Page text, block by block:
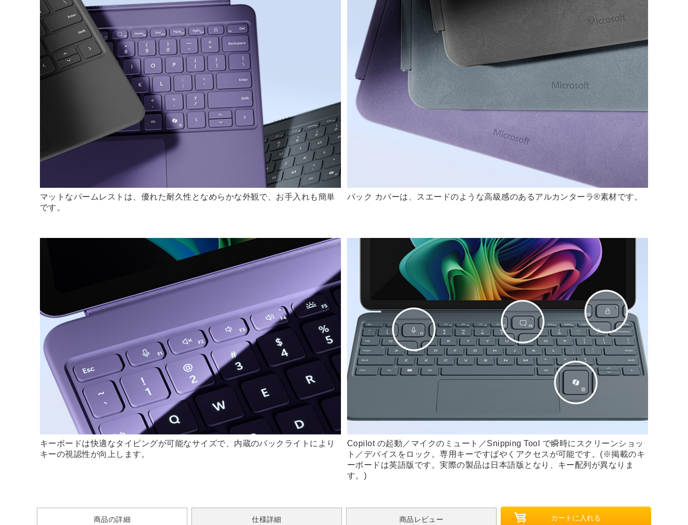
マットなパームレストは、優れた耐久性となめらかな外観で、お手入れも簡単
です。
バック カバーは、スエードのような高級感のあるアルカンターラ®素材です。
キーボードは快適なタイピングが可能なサイズで、内蔵のバックライトにより
キーの視認性が向上します。
Copilot の起動／マイクのミュート／Snipping Tool で瞬時にスクリーンショッ
ト／デバイスをロック。専用キーですばやくアクセスが可能です。(※掲載のキ
ーボードは英語版です。実際の製品は日本語版となり、キー配列が異なりま
す。)
商品の詳細 仕様詳細 商品レビュー